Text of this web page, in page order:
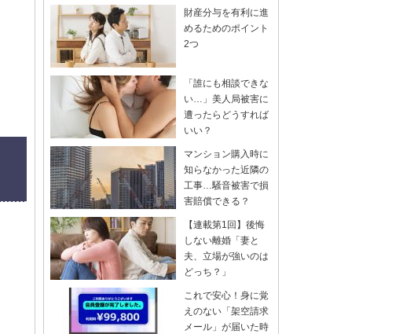
財産分与を有利に進
めるためのポイント
2つ
「誰にも相談できな
い…」美人局被害に
遭ったらどうすれば
いい？
マンション購入時に
知らなかった近隣の
工事…騒音被害で損
害賠償できる？
【連載第1回】後悔
しない離婚「妻と
夫、立場が強いのは
どっち？」
これで安心！身に覚
えのない「架空請求
メール」が届いた時